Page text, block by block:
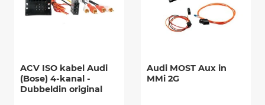
ACV ISO kabel Audi
(Bose) 4-kanal -
Dubbeldin original
Audi MOST Aux in
MMi 2G